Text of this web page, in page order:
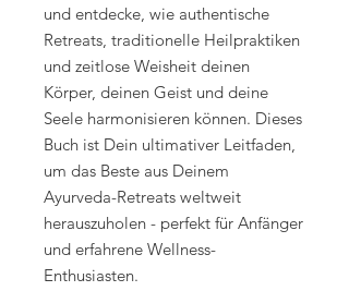
und entdecke, wie authentische
Retreats, traditionelle Heilpraktiken
und zeitlose Weisheit deinen
Körper, deinen Geist und deine
Seele harmonisieren können. Dieses
Buch ist Dein ultimativer Leitfaden,
um das Beste aus Deinem
Ayurveda-Retreats weltweit
herauszuholen - perfekt für Anfänger
und erfahrene Wellness-
Enthusiasten.